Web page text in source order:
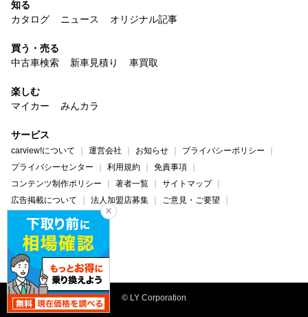
知る
カタログ
ニュース オリジナル記事
買う・売る
中古車検索
新車見積り 車買取
楽しむ
マイカー
みんカラ
サービス
carview!について 運営会社 お知らせ
プライバシーポリシー
プライバシーセンター
利用規約
免責事項
コンテンツ制作ポリシー
著者一覧
サイトマップ
広告掲載について
法人加盟店募集
ご意見・ご要望
ヘルプ・お問い合わせ
carview! Yahoo! JAPAN
© LY Corporation